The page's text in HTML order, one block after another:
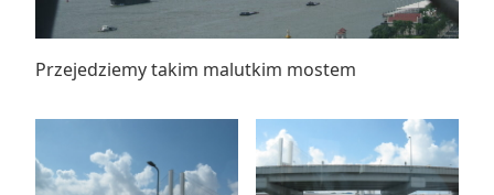
Przejedziemy takim malutkim mostem